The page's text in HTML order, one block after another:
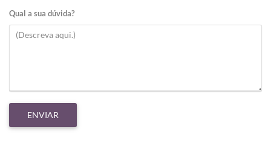
Qual a sua dúvida?